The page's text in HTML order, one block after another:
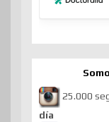
25.000
día